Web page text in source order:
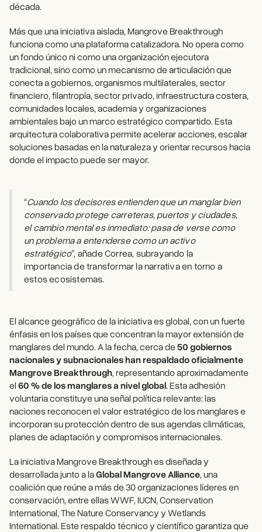
década.
Más que una iniciativa aislada, Mangrove Breakthrough
funciona como una plataforma catalizadora. No opera como
un fondo único ni como una organización ejecutora
tradicional, sino como un mecanismo de articulación que
conecta a gobiernos, organismos multilaterales, sector
financiero, filantropía, sector privado, infraestructura costera,
comunidades locales, academia y organizaciones
ambientales bajo un marco estratégico compartido. Esta
arquitectura colaborativa permite acelerar acciones, escalar
soluciones basadas en la naturaleza y orientar recursos hacia
donde el impacto puede ser mayor.
“Cuando los decisores entienden que un manglar bien
conservado protege carreteras, puertos y ciudades,
el cambio mental es inmediato: pasa de verse como
un problema a entenderse como un activo
estratégico”, añade Correa, subrayando la
importancia de transformar la narrativa en torno a
estos ecosistemas.
El alcance geográfico de la iniciativa es global, con un fuerte
énfasis en los países que concentran la mayor extensión de
manglares del mundo. A la fecha, cerca de 50 gobiernos
nacionales y subnacionales han respaldado oficialmente
Mangrove Breakthrough, representando aproximadamente
el 60 % de los manglares a nivel global. Esta adhesión
voluntaria constituye una señal política relevante: las
naciones reconocen el valor estratégico de los manglares e
incorporan su protección dentro de sus agendas climáticas,
planes de adaptación y compromisos internacionales.
La iniciativa Mangrove Breakthrough es diseñada y
desarrollada junto a laGlobal Mangrove Alliance, una
coalición que reúne a más de 30 organizaciones líderes en
conservación, entre ellas WWF, IUCN, Conservation
International, The Nature Conservancy y Wetlands
International. Este respaldo técnico y científico garantiza que